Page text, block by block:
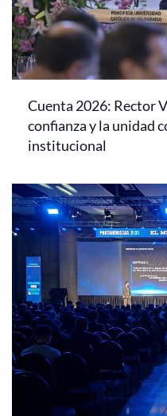
Cuenta 2026: Rector
confianza y la unidad
institucional